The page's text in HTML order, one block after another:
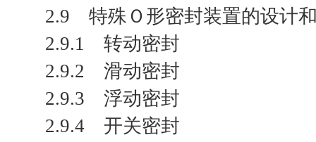
2.9 特殊Ｏ形密封装置的设计
2.9.1 转动密封
2.9.2 滑动密封
2.9.3 浮动密封
2.9.4 开关密封